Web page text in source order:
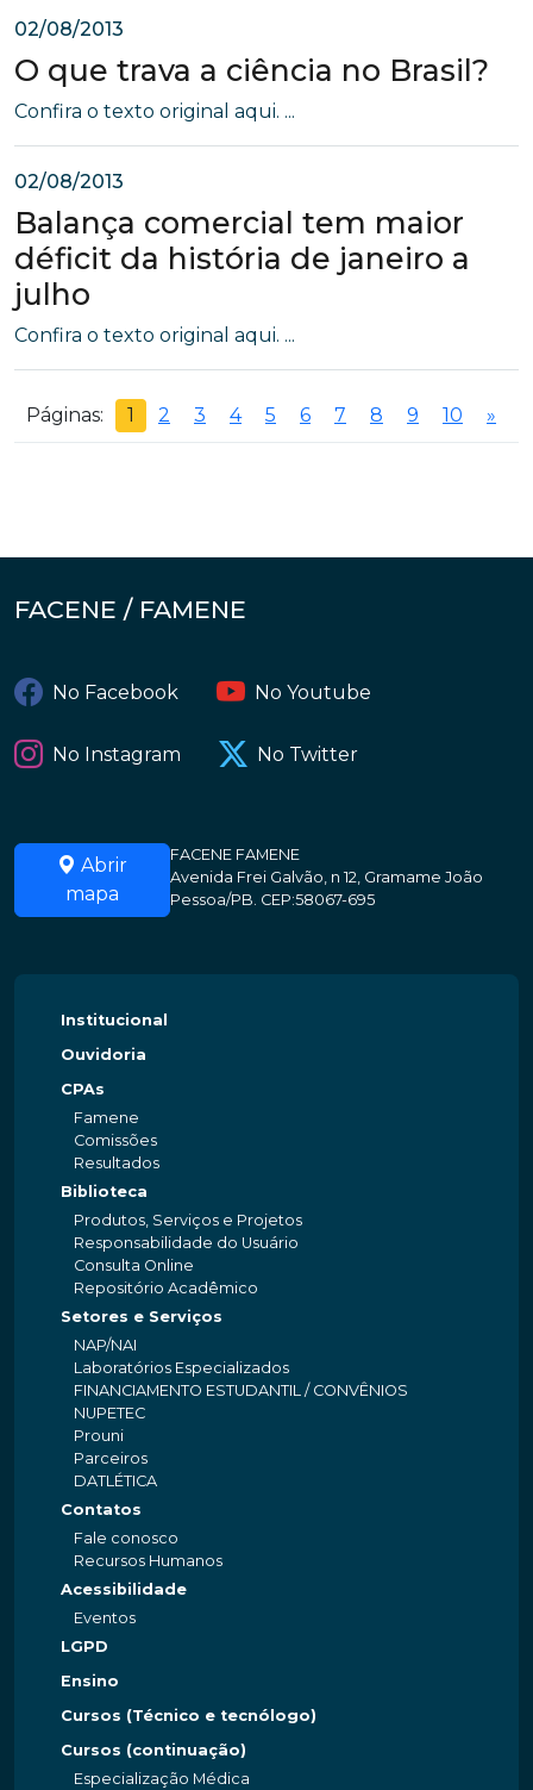
02/08/2013
O que trava a ciência no Brasil?
Confira o texto original aqui. ...
02/08/2013
Balança comercial tem maior
déficit da história de janeiro a
julho
Confira o texto original aqui. ...
Páginas: 1 2 3 4 5 6 7 8 9 10 »
FACENE / FAMENE
No Facebook No Youtube
No Instagram No Twitter
Abrir
mapa
FACENE FAMENE
Avenida Frei Galvão, n 12, Gramame João
Pessoa/PB. CEP:58067-695
Institucional
Ouvidoria
CPAs
Famene
Comissões
Resultados
Biblioteca
Produtos, Serviços e Projetos
Responsabilidade do Usuário
Consulta Online
Repositório Acadêmico
Setores e Serviços
NAP/NAI
Laboratórios Especializados
FINANCIAMENTO ESTUDANTIL / CONVÊNIOS
NUPETEC
Prouni
Parceiros
DATLÉTICA
Contatos
Fale conosco
Recursos Humanos
Acessibilidade
Eventos
LGPD
Ensino
Cursos (Técnico e tecnólogo)
Cursos (continuação)
Especialização Médica